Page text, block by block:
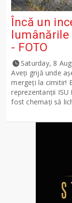
Încă un
- FOTO
Saturday, 8
Aveți grijă unde
mergeți la cimitir!
reprezentanții
fost chemați să